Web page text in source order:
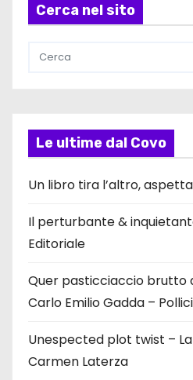
Cerca nel sito
Le ultime dal Covo
Un libro tira l’altro,
Il perturbante &
Editoriale
Quer pasticciaccio brutto
Carlo Emilio Gadda –
Unespected plot twist –
Carmen Laterza